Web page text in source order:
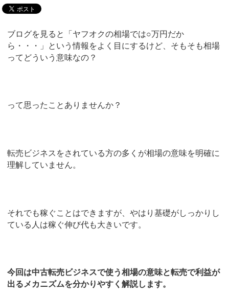
ブログを見ると「ヤフオクの相場では○万円だか
ら・・・」という情報をよく目にするけど、そもそも相場
ってどういう意味なの？
って思ったことありませんか？
転売ビジネスをされている方の多くが相場の意味を明確に
理解していません。
それでも稼ぐことはできますが、やはり基礎がしっかりし
ている人は稼ぐ伸び代も大きいです。
今回は中古転売ビジネスで使う相場の意味と転売で利益が
出るメカニズムを分かりやすく解説します。